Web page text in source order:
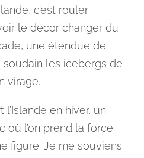
c’est rouler
le décor changer du
une étendue de
les icebergs de
virage.
en hiver, un
où l’on prend la force
figure. Je me souviens